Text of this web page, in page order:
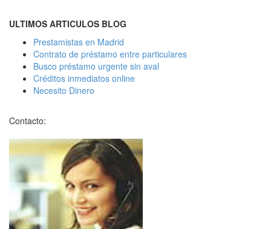
ULTIMOS ARTICULOS BLOG
Prestamistas en Madrid
Contrato de préstamo entre particulares
Busco préstamo urgente sin aval
Créditos inmediatos online
Necesito Dinero
Contacto: